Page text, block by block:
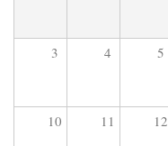
3 4 5
10 11 12